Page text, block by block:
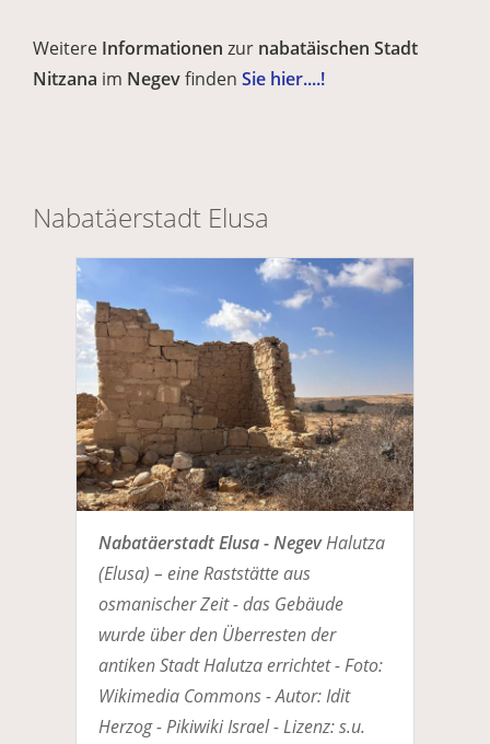
Weitere Informationen zur nabatäischen Stadt
Nitzana im Negevfinden Sie hier....!
Nabatäerstadt Elusa
Nabatäerstadt Elusa - NegevHalutza
(Elusa) – eine Raststätte aus
osmanischer Zeit - das Gebäude
wurde über den Überresten der
antiken Stadt Halutza errichtet - Foto:
Wikimedia Commons - Autor: Idit
Herzog - Pikiwiki Israel - Lizenz: s.u.